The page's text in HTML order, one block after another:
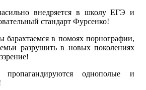
внедряется в школу ЕГЭ и
стандарт Фурсенко!
в помоях порнографии,
разрушить в новых поколениях
однополые и